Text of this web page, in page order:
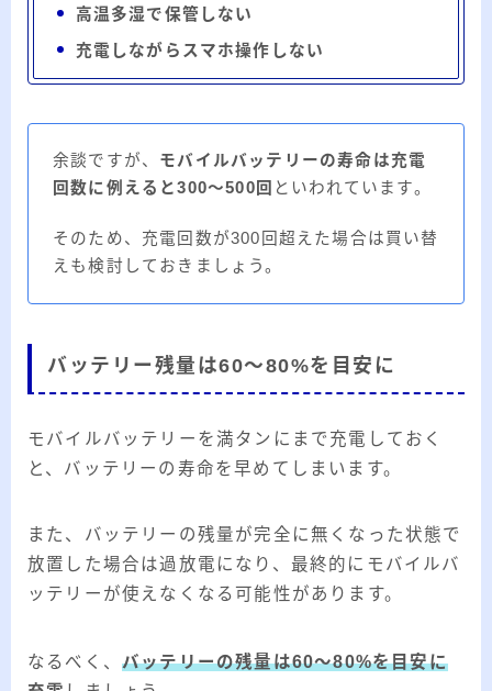
高温多湿で保管しない
充電しながらスマホ操作しない
余談ですが、 モバイルバッテリーの寿命は充電
回数に例えると300～500回 といわれています。
そのため、充電回数が300回超えた場合は買い替
えも検討しておきましょう。
バッテリー残量は60～80%を目安に
モバイルバッテリーを満タンにまで充電しておく
と、バッテリーの寿命を早めてしまいます。
また、バッテリーの残量が完全に無くなった状態で
放置した場合は過放電になり、最終的にモバイルバ
ッテリーが使えなくなる可能性があります。
なるべく、 バッテリーの残量は60～80%を目安に